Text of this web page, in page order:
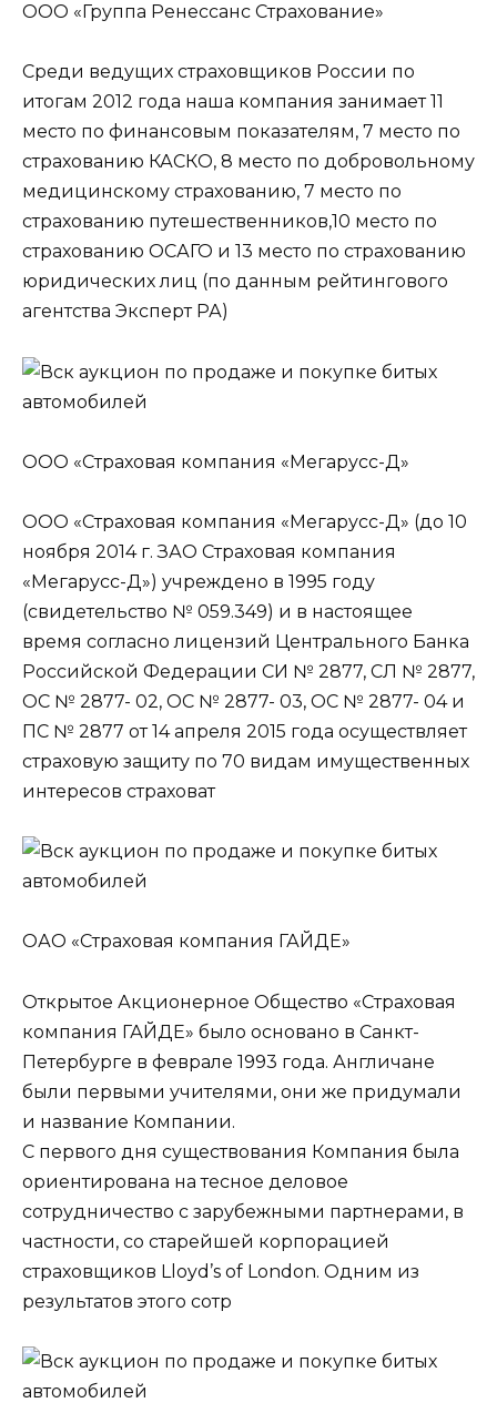
ООО «Группа Ренессанс Страхование»
Среди ведущих страховщиков России по
итогам 2012 года наша компания занимает 11
место по финансовым показателям, 7 место по
страхованию КАСКО, 8 место по добровольному
медицинскому страхованию, 7 место по
страхованию путешественников,10 место по
страхованию ОСАГО и 13 место по страхованию
юридических лиц (по данным рейтингового
агентства Эксперт РА)
ООО «Страховая компания «Мегарусс-Д»
ООО «Страховая компания «Мегарусс-Д» (до 10
ноября 2014 г. ЗАО Страховая компания
«Мегарусс-Д») учреждено в 1995 году
(свидетельство № 059.349) и в настоящее
время согласно лицензий Центрального Банка
Российской Федерации CИ № 2877, СЛ № 2877,
ОС № 2877- 02, ОС № 2877- 03, ОС № 2877- 04 и
ПС № 2877 от 14 апреля 2015 года осуществляет
страховую защиту по 70 видам имущественных
интересов страховат
ОАО «Страховая компания ГАЙДЕ»
Открытое Акционерное Общество «Страховая
компания ГАЙДЕ» было основано в Санкт-
Петербурге в феврале 1993 года. Англичане
были первыми учителями, они же придумали
и название Компании.
С первого дня существования Компания была
ориентирована на тесное деловое
сотрудничество с зарубежными партнерами, в
частности, со старейшей корпорацией
страховщиков Lloyd’s of London. Одним из
результатов этого сотр